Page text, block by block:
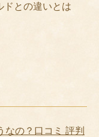
ドとの違いとは
なの？口コミ 評判